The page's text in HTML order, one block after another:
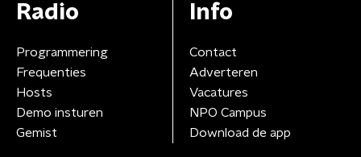
Radio
Programmering
Frequenties
Hosts
Demo insturen
Gemist
Info
Contact
Adverteren
Vacatures
NPO Campus
Download de app